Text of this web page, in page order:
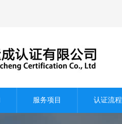
服务项目 认证流程